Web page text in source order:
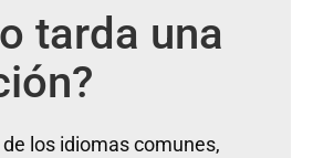
tarda una
los idiomas comunes,